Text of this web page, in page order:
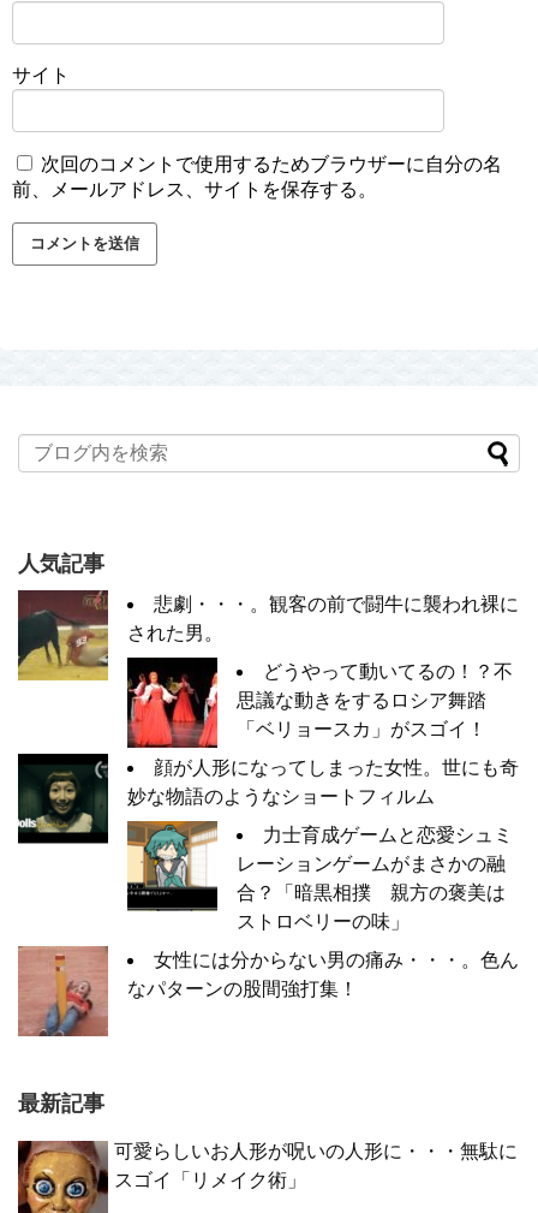
サイト
次回のコメントで使用するためブラウザーに自分の名
前、メールアドレス、サイトを保存する。
人気記事
悲劇・・・。観客の前で闘牛に襲われ裸に
された男。
どうやって動いてるの！？不
思議な動きをするロシア舞踏
「ベリョースカ」がスゴイ！
顔が人形になってしまった女性。世にも奇
妙な物語のようなショートフィルム
力士育成ゲームと恋愛シュミ
レーションゲームがまさかの融
合？「暗黒相撲 親方の褒美は
ストロベリーの味」
女性には分からない男の痛み・・・。色ん
なパターンの股間強打集！
最新記事
可愛らしいお人形が呪いの人形に・・・無駄に
スゴイ「リメイク術」